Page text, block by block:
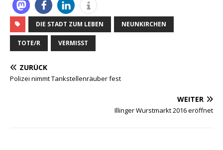
DIE STADT ZUM LEBEN NEUNKIRCHEN
TOTE/R VERMISST
ZURÜCK
Polizei nimmt Tankstellenräuber fest
WEITER
Illinger Wurstmarkt 2016 eröffnet